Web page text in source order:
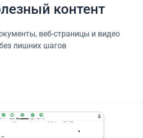
контент
веб-страницы и видео
лишних шагов